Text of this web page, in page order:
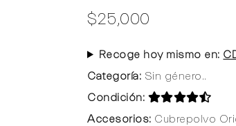
$25,000
Recoge hoy mismo en:
Categoría: Sin género..
Condición:
Accesorios: Cubrepolvo